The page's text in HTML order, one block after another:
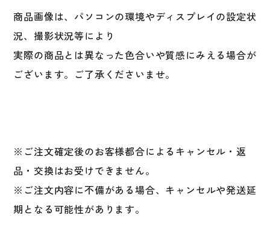
商品画像は、パソコンの環境やディスプレイの設定状
況、撮影状況等により
実際の商品とは異なった色合いや質感にみえる場合が
ございます。ご了承くださいませ。
※ご注文確定後のお客様都合によるキャンセル・返
品・交換はお受けできません。
※ご注文内容に不備がある場合、キャンセルや発送延
期となる可能性があります。